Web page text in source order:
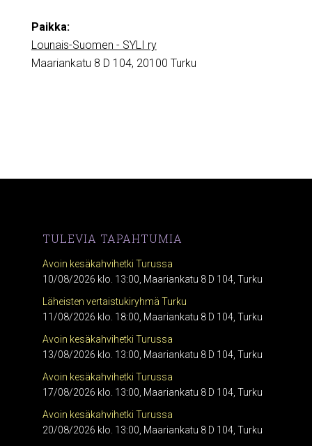
Paikka:
Lounais-Suomen - SYLI ry
Maariankatu 8 D 104, 20100 Turku
TULEVIA TAPAHTUMIA
Avoin kesäkahvihetki Turussa
10/08/2026 klo. 13:00, Maariankatu 8 D 104, Turku
Läheisten vertaistukiryhmä Turku
11/08/2026 klo. 18:00, Maariankatu 8 D 104, Turku
Avoin kesäkahvihetki Turussa
13/08/2026 klo. 13:00, Maariankatu 8 D 104, Turku
Avoin kesäkahvihetki Turussa
17/08/2026 klo. 13:00, Maariankatu 8 D 104, Turku
Avoin kesäkahvihetki Turussa
20/08/2026 klo. 13:00, Maariankatu 8 D 104, Turku